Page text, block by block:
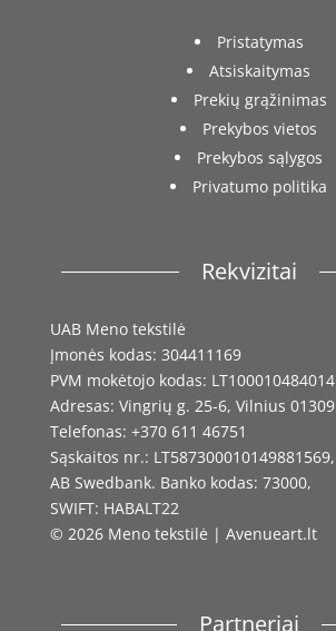
Pristatymas
Atsiskaitymas
Prekių grąžinimas
Prekybos vietos
Prekybos sąlygos
Privatumo politika
Rekvizitai
UAB Meno tekstilė
Įmonės kodas: 304411169
PVM mokėtojo kodas: LT100010484014
Adresas: Vingrių g. 25-6, Vilnius 01309
Telefonas: +370 611 46751
Sąskaitos nr.: LT587300010149881569,
AB Swedbank. Banko kodas: 73000,
SWIFT: HABALT22
© 2026 Meno tekstilė | Avenueart.lt
Partneriai